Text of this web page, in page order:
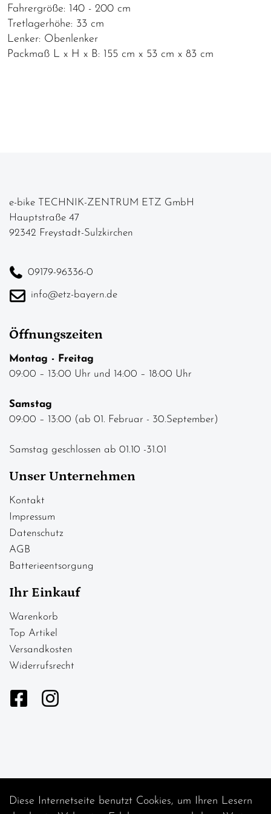
Fahrergröße: 140 - 200 cm
Tretlagerhöhe: 33 cm
Lenker: Obenlenker
Packmaß L x H x B: 155 cm x 53 cm x 83 cm
e-bike TECHNIK-ZENTRUM ETZ GmbH
Hauptstraße 47
92342 Freystadt-Sulzkirchen
09179-96336-0
info@etz-bayern.de
Öffnungszeiten
Montag - Freitag
09:00 – 13:00 Uhr und 14:00 – 18:00 Uhr
Samstag
09:00 – 13:00 (ab 01. Februar - 30.September)
Samstag geschlossen ab 01.10 -31.01
Unser Unternehmen
Kontakt
Impressum
Datenschutz
AGB
Batterieentsorgung
Ihr Einkauf
Warenkorb
Top Artikel
Versandkosten
Widerrufsrecht
Diese Internetseite benutzt Cookies, um Ihren Lesern